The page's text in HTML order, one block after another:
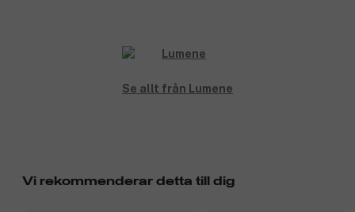
Se allt från Lumene
Vi rekommenderar detta till dig